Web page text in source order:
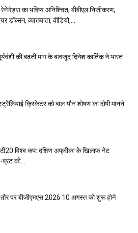
रेनेगेड्स का भविष्य अनिश्चित, बीबीएल निजीकरण,
डॉब्सन, व्याख्याता, वीडियो,...
की बढ़ती मांग के बावजूद दिनेश कार्तिक ने भारत...
क्रिकेटर को बाल यौन शोषण का दोषी मानने
टी20 विश्व कप: दक्षिण अफ्रीका के खिलाफ नेट
की...
पर बीजीएमएस 2026 10 अगस्त को शुरू होने